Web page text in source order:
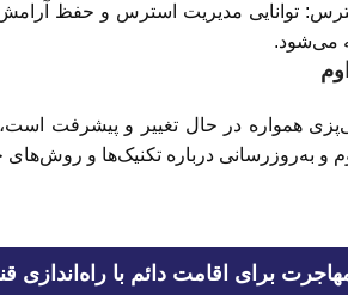
توانایی مدیریت استرس و حفظ آرامش
می‌شود.
همواره در حال تغییر و پیشرفت است،
و به‌روزرسانی درباره تکنیک‌ها و
برای اقامت دائم با راه‌‌اندازی